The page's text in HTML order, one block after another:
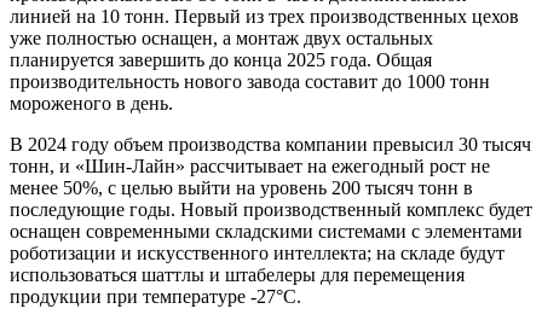
линией на 10 тонн. Первый из трех производственных цехов
уже полностью оснащен, а монтаж двух остальных
планируется завершить до конца 2025 года. Общая
производительность нового завода составит до 1000 тонн
мороженого в день.
В 2024 году объем производства компании превысил 30 тысяч
тонн, и «Шин-Лайн» рассчитывает на ежегодный рост не
менее 50%, с целью выйти на уровень 200 тысяч тонн в
последующие годы. Новый производственный комплекс будет
оснащен современными складскими системами с элементами
роботизации и искусственного интеллекта; на складе будут
использоваться шаттлы и штабелеры для перемещения
продукции при температуре -27°C.